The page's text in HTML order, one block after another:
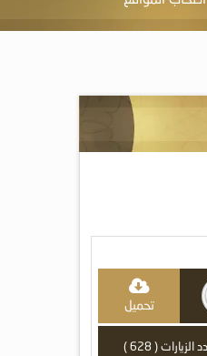
تحميل
الزيارات ( 628 )